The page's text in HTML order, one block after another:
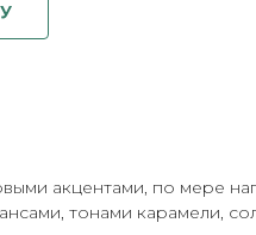
акцентами, по мере
тонами карамели,